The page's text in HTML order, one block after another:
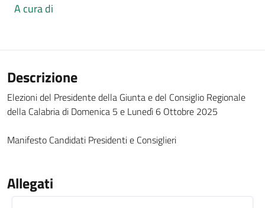
A cura di
Descrizione
Elezioni del Presidente della Giunta e del Consiglio Regionale
della Calabria di Domenica 5 e Lunedì 6 Ottobre 2025
Manifesto Candidati Presidenti e Consiglieri
Allegati